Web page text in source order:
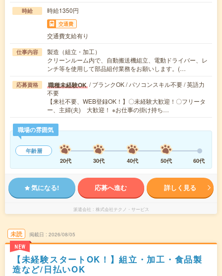
時給 時給1350円
交通費
交通費支給有り
仕事内容
製造（組立・加工）
クリーンルーム内で、自動搬送機組立、電動ドライバー、レ
ンチ等を使用して部品組付業務をお願いします。(…
応募資格 職種未経験OK / ブランクOK / パソコンスキル不要 / 英語力
不要
【来社不要、WEB登録OK！】〇未経験大歓迎！〇フリータ
ー、主婦(夫) 大歓迎！ ※お仕事の掛け持ち…
職場の雰囲気
年齢層
20代
30代 40代 50代 60代
気になる! 応募へ進む 詳しく見る
派遣会社 株式会社テクノ・サービス
未読
NEW
掲載日 2026/08/05
【未経験スタートOK！】組立・加工・食品製
造など/日払いOK